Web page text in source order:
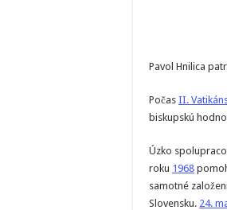
Pavol Hnilica
Počas II.
biskupskú
Úzko
roku 1968
samotné
Slovensku. 24.